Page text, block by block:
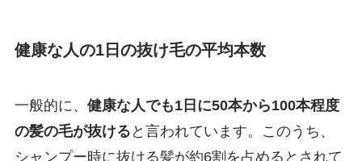
健康な人の1日の抜け毛の平均本数
一般的に、 健康な人でも1日に50本から100本程度
の髪の毛が抜ける と言われています。このうち、
シャンプー時に抜ける髪が約6割を占めるとされて